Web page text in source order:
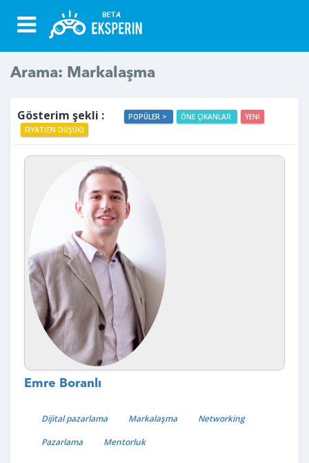
Arama: Markalaşma
Gösterim şekli : POPÜLER > ÖNE ÇIKANLAR
YENI
FIYAT(EN DÜŞÜK)
Emre Boranlı
Dijital pazarlama Markalaşma
Networking
Pazarlama
Mentorluk